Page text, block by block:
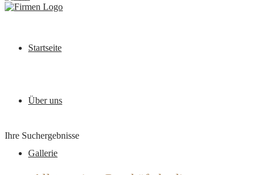
Startseite
Über uns
Gallerie
Ihre Suchergebnisse